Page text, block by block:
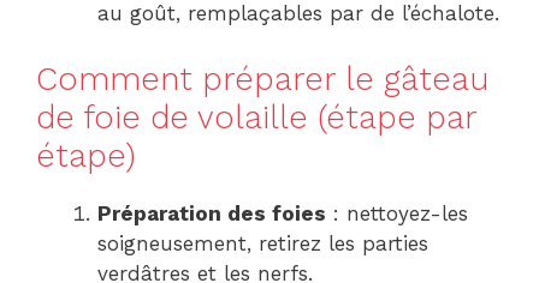
au goût, remplaçables par de l’échalote.
Comment préparer le gâteau
de foie de volaille (étape par
étape)
Préparation des foies : nettoyez-les
soigneusement, retirez les parties
verdâtres et les nerfs.